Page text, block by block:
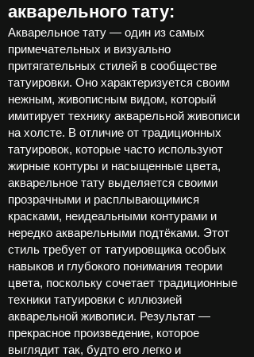
акварельного тату:
Акварельное тату — один из самых
примечательных и визуально
притягательных стилей в сообществе
татуировки. Оно характеризуется своим
нежным, живописным видом, который
имитирует технику акварельной живописи
на холсте. В отличие от традиционных
татуировок, которые часто используют
жирные контуры и насыщенные цвета,
акварельное тату выделяется своими
прозрачными и расплывающимися
красками, неидеальными контурами и
нередко акварельными подтёками. Этот
стиль требует от татуировщика особых
навыков и глубокого понимания теории
цвета, поскольку сочетает традиционные
техники татуировки с иллюзией
акварельной живописи. Результат —
прекрасное произведение, которое
выглядит так, будто его легко и